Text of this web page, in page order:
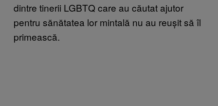
dintre tinerii LGBTQ care au căutat ajutor
pentru sănătatea lor mintală nu au reușit să îl
primească.